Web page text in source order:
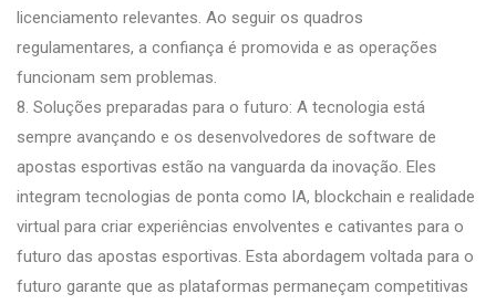
licenciamento relevantes. Ao seguir os quadros
regulamentares, a confiança é promovida e as operações
funcionam sem problemas.
8. Soluções preparadas para o futuro: A tecnologia está
sempre avançando e os desenvolvedores de software de
apostas esportivas estão na vanguarda da inovação. Eles
integram tecnologias de ponta como IA, blockchain e realidade
virtual para criar experiências envolventes e cativantes para o
futuro das apostas esportivas. Esta abordagem voltada para o
futuro garante que as plataformas permaneçam competitivas